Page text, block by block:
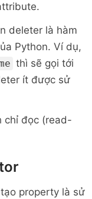
deleter là hàm
Python. Ví dụ,
thì sẽ gọi tới
ít được sử
chỉ đọc (read-
property là sử